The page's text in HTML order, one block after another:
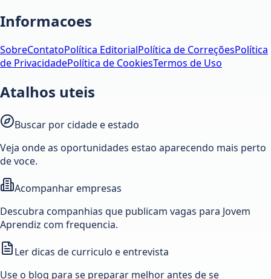
Informacoes
SobreContatoPolítica EditorialPolítica de CorreçõesPolítica
de PrivacidadePolítica de CookiesTermos de Uso
Atalhos uteis
Buscar por cidade e estado
Veja onde as oportunidades estao aparecendo mais perto
de voce.
Acompanhar empresas
Descubra companhias que publicam vagas para Jovem
Aprendiz com frequencia.
Ler dicas de curriculo e entrevista
Use o blog para se preparar melhor antes de se